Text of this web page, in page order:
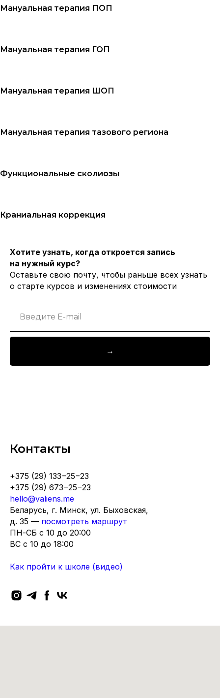
Мануальная терапия ПОП
Мануальная терапия ГОП
Мануальная терапия ШОП
Мануальная терапия тазового региона
Функциональные сколиозы
Краниальная коррекция
Хотите узнать, когда откроется запись
на нужный курс?
Оставьте свою почту, чтобы раньше всех узнать
о старте курсов и изменениях стоимости
Введите E-mail
→
Контакты
+375 (29) 133−25−23
+375 (29) 673−25−23
hello@valiens.me
Беларусь, г. Минск, ул. Быховская,
д. 35 — посмотреть маршрут
ПН-СБ с 10 до 20:00
ВC с 10 до 18:00
Как пройти к школе (видео)